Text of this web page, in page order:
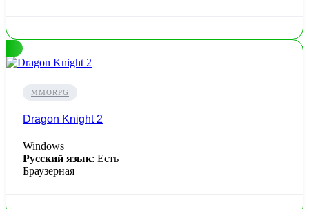
MMORPG
Dragon Knight 2
Windows
Русский язык: Есть
Браузерная